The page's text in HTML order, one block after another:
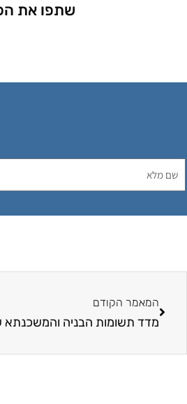
שתפו את
המאמר הקודם
מדד תשומות הבניה